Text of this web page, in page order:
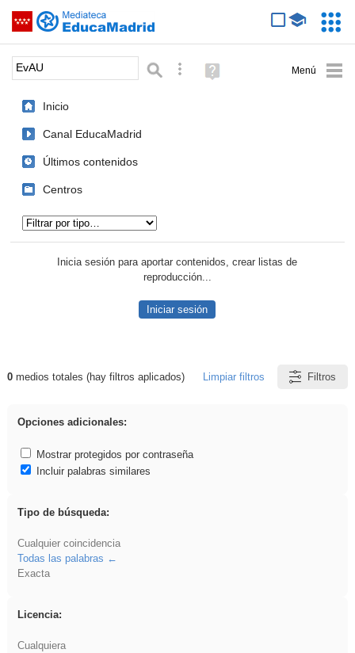
Saltar navegación
Palabra o frase: Búsqueda avanzada
Ayuda
(en
Inicio
Canal EducaMadrid
Últimos contenidos
Centros
Inicia sesión para aportar contenidos, crear listas de
reproducción...
Iniciar sesión
Resultados de: EvAU
0medios totales (hay filtros aplicados) Limpiar filtros Filtros
Opciones adicionales:
Mostrar protegidos por contraseña
Incluir palabras similares
Tipo de búsqueda:
Cualquier coincidencia
Todas las palabras
Exacta
Licencia:
Cualquiera